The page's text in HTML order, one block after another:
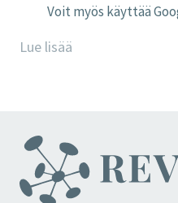
Voit myös käyttää
Lue lisää